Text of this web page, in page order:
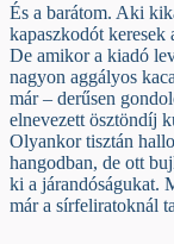
És a barátom. Aki
kapaszkodót
De amikor a kiadó
nagyon aggályos
már – derűsen
elnevezett ösztöndíj
Olyankor tisztán
hangodban, de ott
ki a járandóságukat.
már a sírfeliratoknál